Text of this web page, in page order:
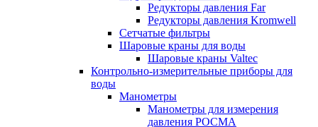
Редукторы давления Far
Редукторы давления Kromwell
Сетчатые фильтры
Шаровые краны для воды
Шаровые краны Valtec
Контрольно-измерительные приборы для
воды
Манометры
Манометры для измерения
давления РОСМА